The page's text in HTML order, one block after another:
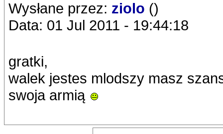
Wysłane przez: ziolo ()
Data: 01 Jul 2011 - 19:44:18
gratki,
walek jestes mlodszy masz
swoja armią